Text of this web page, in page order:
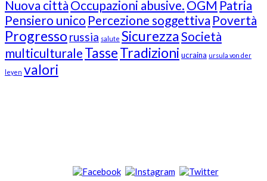
Nuova città Occupazioni abusive. OGM Patria
Pensiero unico Percezione soggettiva Povertà
Progresso russia salute SicurezzaSocietà
multiculturale TasseTradizioni ucraina ursula von der
leyen valori